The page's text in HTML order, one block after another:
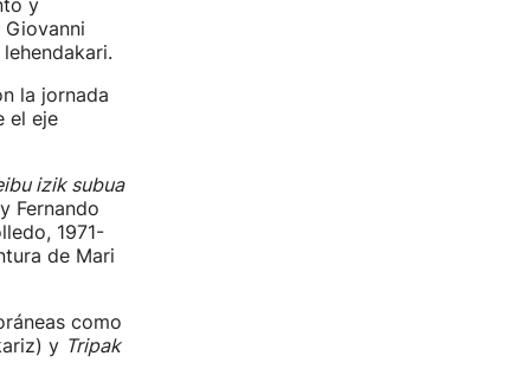
y
la jornada
el eje
izik subua
Fernando
1971-
de Mari
como
y Tripak